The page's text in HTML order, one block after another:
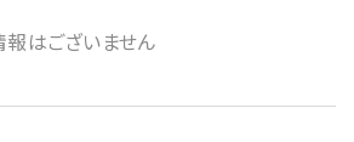
報はございません